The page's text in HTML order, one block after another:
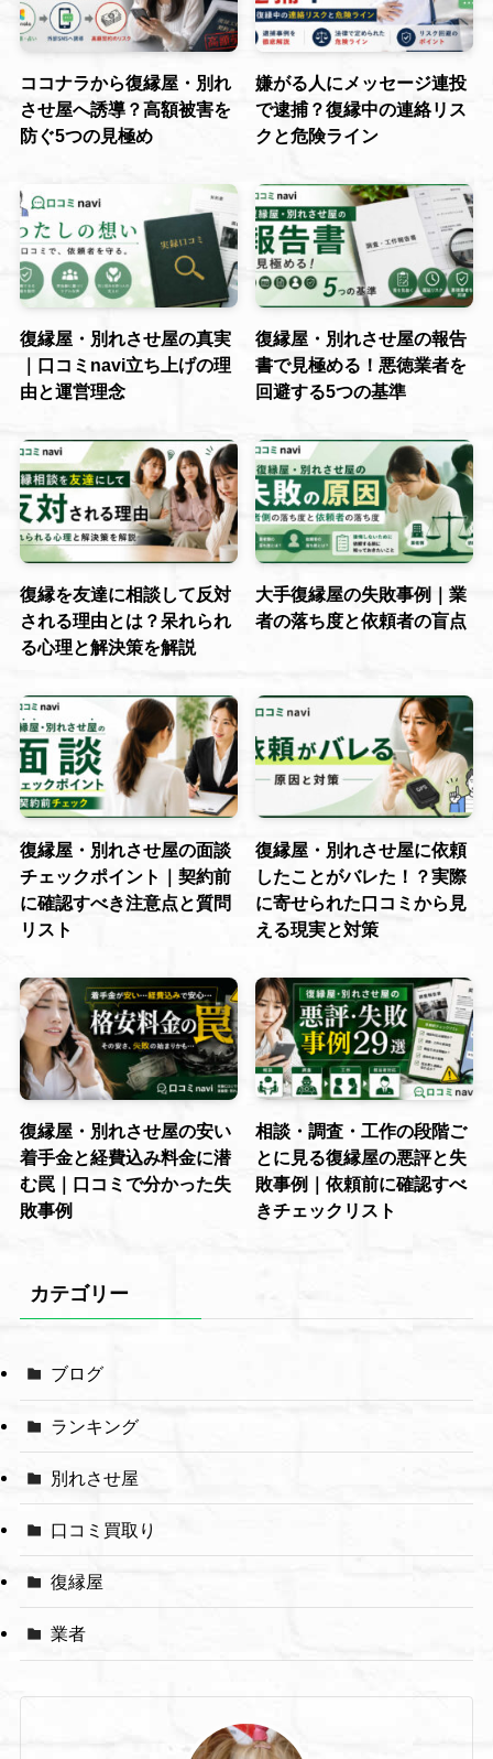
ココナラから復縁屋・別れ
させ屋へ誘導？高額被害を
防ぐ5つの見極め
嫌がる人にメッセージ連投
で逮捕？復縁中の連絡リス
クと危険ライン
復縁屋・別れさせ屋の真実
｜口コミnavi立ち上げの理
由と運営理念
復縁屋・別れさせ屋の報告
書で見極める！悪徳業者を
回避する5つの基準
復縁を友達に相談して反対
される理由とは？呆れられ
る心理と解決策を解説
大手復縁屋の失敗事例｜業
者の落ち度と依頼者の盲点
復縁屋・別れさせ屋の面談
チェックポイント｜契約前
に確認すべき注意点と質問
リスト
復縁屋・別れさせ屋に依頼
したことがバレた！？実際
に寄せられた口コミから見
える現実と対策
復縁屋・別れさせ屋の安い
着手金と経費込み料金に潜
む罠｜口コミで分かった失
敗事例
相談・調査・工作の段階ご
とに見る復縁屋の悪評と失
敗事例｜依頼前に確認すべ
きチェックリスト
カテゴリー
ブログ
ランキング
別れさせ屋
口コミ買取り
復縁屋
業者